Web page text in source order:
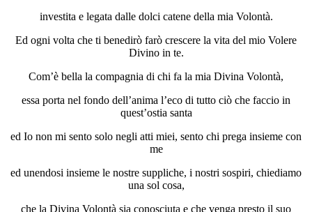
investita e legata dalle dolci catene della mia Volontà.
Ed ogni volta che ti benedirò farò crescere la vita del mio Volere
Divino in te.
Com’è bella la compagnia di chi fa la mia Divina Volontà,
essa porta nel fondo dell’anima l’eco di tutto ciò che faccio in
quest’ostia santa
ed Io non mi sento solo negli atti miei, sento chi prega insieme con
me
ed unendosi insieme le nostre suppliche, i nostri sospiri, chiediamo
una sol cosa,
che la Divina Volontà sia conosciuta e che venga presto il suo